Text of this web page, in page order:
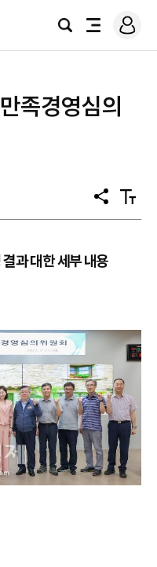
검
전
로
그
족경영심의
공
유
텍
스
과 대한 세부 내용